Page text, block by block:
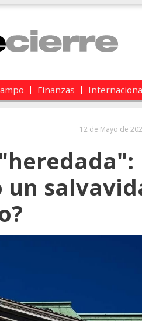
Finanzas
12 de Mayo de
un